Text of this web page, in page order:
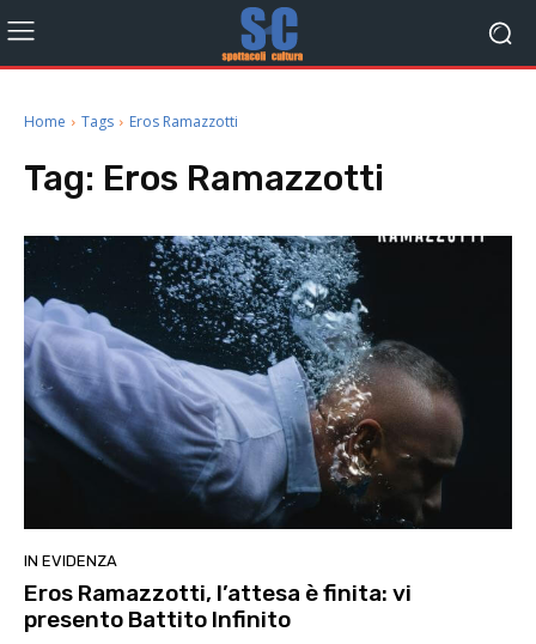
Home Tags Eros Ramazzotti
Tag: Eros Ramazzotti
IN EVIDENZA
Eros Ramazzotti, l’attesa è finita: vi
presento Battito Infinito